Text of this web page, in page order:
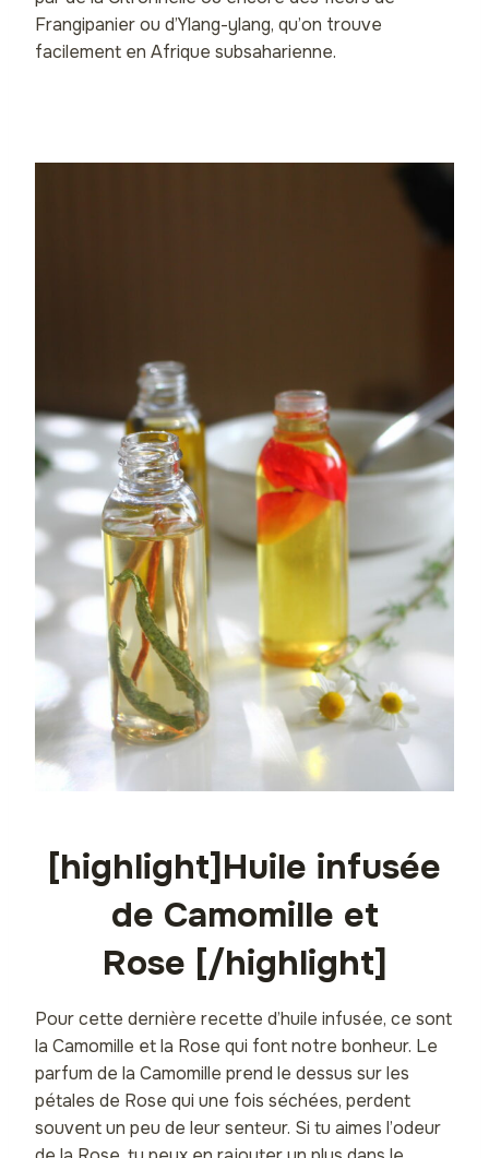
Frangipanier ou d’Ylang-ylang, qu’on trouve
facilement en Afrique subsaharienne.
[highlight]Huile infusée
de Camomille et
Rose [/highlight]
Pour cette dernière recette d’huile infusée, ce sont
la Camomille et la Rose qui font notre bonheur. Le
parfum de la Camomille prend le dessus sur les
pétales de Rose qui une fois séchées, perdent
souvent un peu de leur senteur. Si tu aimes l’odeur